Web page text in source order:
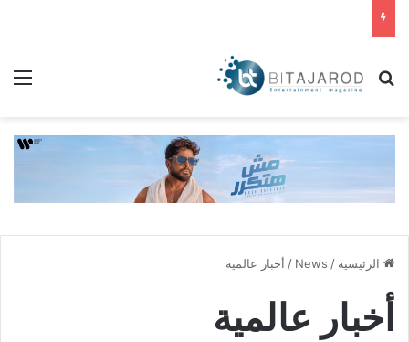
بحث عن
الرئيسية /
News
/ أخبار عالمية
أخبار عالمية